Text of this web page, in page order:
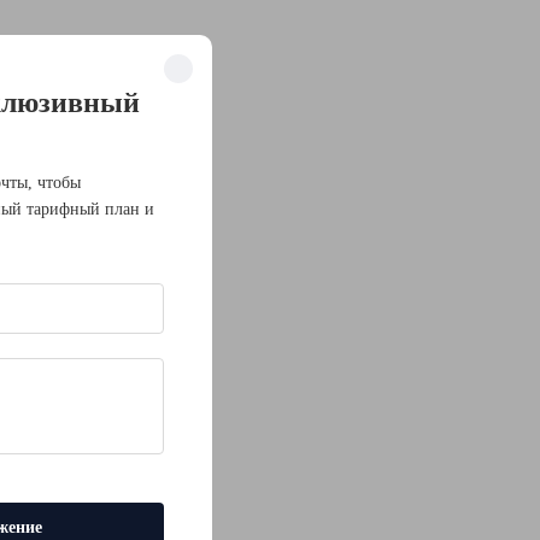
режиме.
чтобы
тарифный план и